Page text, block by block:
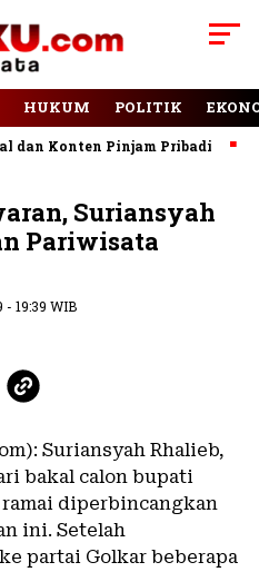
HUKUM POLITIK
Konten Pinjam Pribadi
Suriansyah
Pariwisata
- 19:39 WIB
Suriansyah Rhalieb,
bakal calon bupati
ramai diperbincangkan
ini. Setelah
partai Golkar beberapa